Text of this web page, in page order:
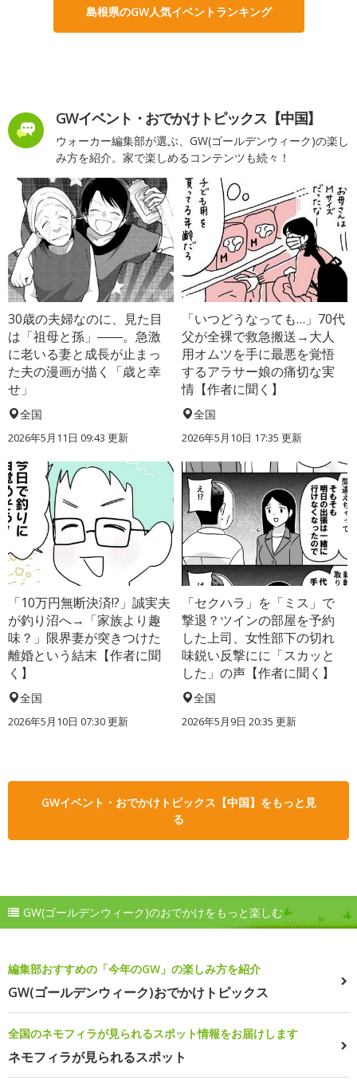
島根県のGW人気イベントランキング
GWイベント・おでかけトピックス【中国】
ウォーカー編集部が選ぶ、GW(ゴールデンウィーク)の楽し
み方を紹介。家で楽しめるコンテンツも続々！
30歳の夫婦なのに、見た目
は「祖母と孫」――。急激
に老いる妻と成長が止まっ
た夫の漫画が描く「歳と幸
せ」
全国
2026年5月11日 09:43 更新
「いつどうなっても…」70代
父が全裸で救急搬送→大人
用オムツを手に最悪を覚悟
するアラサー娘の痛切な実
情【作者に聞く】
全国
2026年5月10日 17:35 更新
「10万円無断決済!?」誠実夫
が釣り沼へ→「家族より趣
味？」限界妻が突きつけた
離婚という結末【作者に聞
く】
全国
2026年5月10日 07:30 更新
「セクハラ」を「ミス」で
撃退？ツインの部屋を予約
した上司、女性部下の切れ
味鋭い反撃にに「スカッと
した」の声【作者に聞く】
全国
2026年5月9日 20:35 更新
GWイベント・おでかけトピックス【中国】をもっと見
る
GW(ゴールデンウィーク)のおでかけをもっと楽しむ
編集部おすすめの「今年のGW」の楽しみ方を紹介
GW(ゴールデンウィーク)おでかけトピックス
全国のネモフィラが見られるスポット情報をお届けします
ネモフィラが見られるスポット